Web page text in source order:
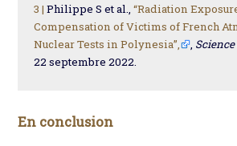
3 | Philippe S et al.,“Radiation
Compensation of Victims of French
Nuclear Tests in Polynesia”,
,
22 septembre 2022.
En conclusion